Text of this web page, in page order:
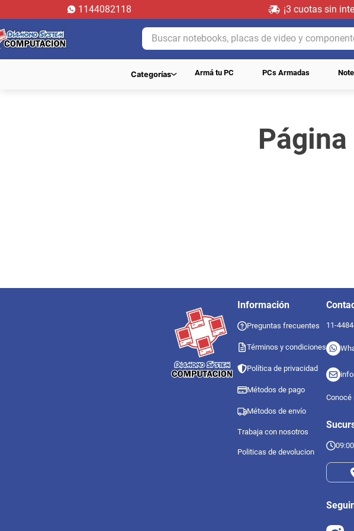
1144082118 ¡3 cuotas sin
Buscar notebooks, placas de video y componentes...
Categorías Armá tu PC PCs Armadas
Información
Preguntas frecuentes
Términos y condiciones
Política de privacidad
Métodos de pago
Métodos de envío
Trabaja con nosotros
Politicas de devolucion
11-